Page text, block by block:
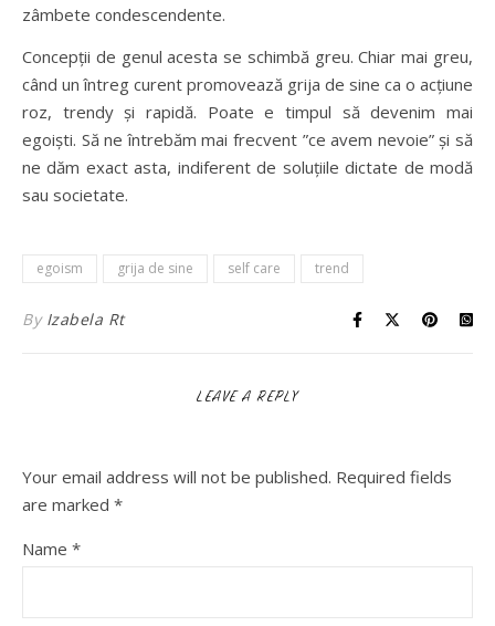
zâmbete condescendente.
Concepții de genul acesta se schimbă greu. Chiar mai greu,
când un întreg curent promovează grija de sine ca o acțiune
roz, trendy și rapidă. Poate e timpul să devenim mai
egoiști. Să ne întrebăm mai frecvent ”ce avem nevoie” și să
ne dăm exact asta, indiferent de soluțiile dictate de modă
sau societate.
egoism grija de sine self care trend
By Izabela Rt
LEAVE A REPLY
Your email address will not be published. Required fields
are marked *
Name *